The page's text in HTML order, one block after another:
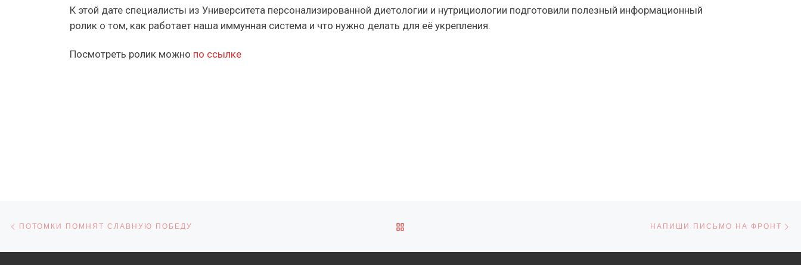
К этой дате специалисты из Университета персонализированной диетологии и нутрициологии подготовили полезный информационный
ролик о том, как работает наша иммунная система и что нужно делать для её укрепления.
Посмотреть ролик можно по ссылке
Навигация по записям
ПОТОМКИ ПОМНЯТ СЛАВНУЮ ПОБЕДУ НАПИШИ ПИСЬМО НА ФРОНТ